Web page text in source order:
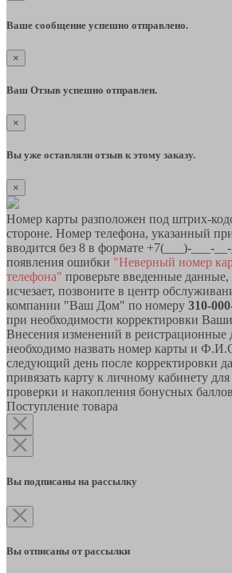
Ваше сообщение успешно отправлено.
×
Ваш Отзыв успешно отправлен.
×
Вы уже оставляли отзыв к этому заказу.
×
Номер карты разположен под штрих-
стороне. Номер телефона, указанный
вводится без 8 в формате +7(___)-___-
появления ошибки "Неверный номер
телефона" проверьте введенные
исчезает, позвоните в центр
компании "Ваш Дом" по номеру 310-
при необходимости корректировки
Внесения изменений в реистрационные
необходимо назвать номер карты и
следующий день после корректировки
привязать карту к личному кабинету
проверки и накопления бонусных
Поступление товара
Вы подписаны на рассылку
Вы отписаны от рассылки